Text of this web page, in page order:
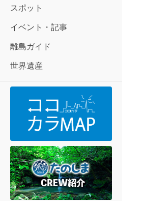
スポット
イベント・記事
離島ガイド
世界遺産